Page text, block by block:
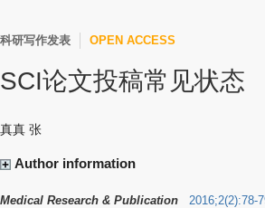
科研写作发表 OPEN ACCESS
SCI论文投稿常见状态
真真 张
Author information
Medical Research & Publication 2016;2(2):78-